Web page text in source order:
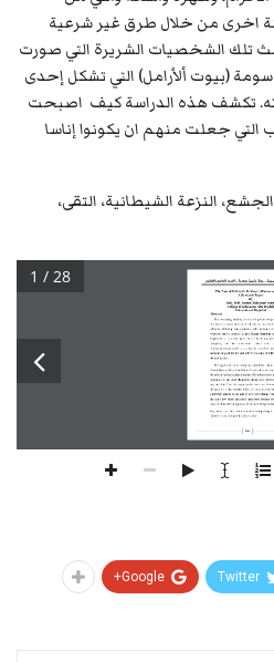
اخرى من خلال طرق غير شرعية
تلك الشخصيات الشريرة التي صورت
(بيوت ألأرامل) التي تشكل إحدى
تكشف هذه الدراسة كيف اصبحت
جعلت منهم ان يكونوا إناسا
النزعة الشيطانية، التقى،
... مجـلة علــمية محكــمة ... العــدد السابع والثلاثون
100
The Axis of Evil in G. B. Shaw’s
A Research Paper
By
Asst. Prof. Asmaa Mukaram Saeed
College of Education (Ibn Rushd)
University of Baghdad
Abstract
The everlasting tendency for the  evil powers are
this  world  no  matter  how  much  educational  and
advocate
following the righteous path guidance and
Righteousness  in  every  aspect  of  life  leads
tranquility
and clear conscience. Those who
elements  of  good  for  the  path  evil  for
the  sake  of
devilish desires.
The paper deals in the first place with those
George Bernard Shaw that follow the path of evil in
reputation, or any other disgraceful deeds to be
way  possible.  Thus,  the  paper  tackles  those  evil
the dramatist’s play entitled
Widowers’ Houses, which
significant  aspects  o f  the  axis  of  evil  in  his  drama.
causes behind their unrighteous deeds have obliged them
Key  word:  evil:  as  a  noun  it  means  wrong doing  or
adjective it means harmful, bad or wicked
1 / 28
Twitter
Google+